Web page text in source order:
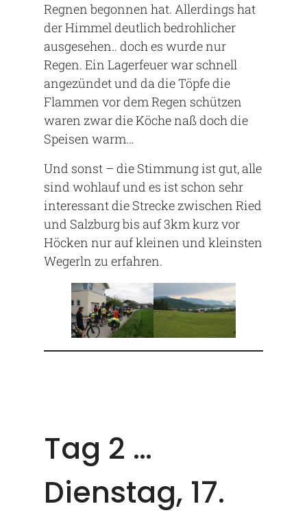
Regnen begonnen hat. Allerdings hat
der Himmel deutlich bedrohlicher
ausgesehen.. doch es wurde nur
Regen. Ein Lagerfeuer war schnell
angezündet und da die Töpfe die
Flammen vor dem Regen schützen
waren zwar die Köche naß doch die
Speisen warm…
Und sonst – die Stimmung ist gut, alle
sind wohlauf und es ist schon sehr
interessant die Strecke zwischen Ried
und Salzburg bis auf 3km kurz vor
Höcken nur auf kleinen und kleinsten
Wegerln zu erfahren.
Tag 2 …
Dienstag, 17.